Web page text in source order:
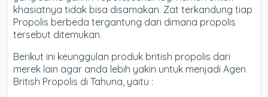
khasiatnya tidak bisa disamakan. Zat terkandung tiap
Propolis berbeda tergantung dari dimana propolis
tersebut ditemukan.
Berikut ini keunggulan produk british propolis dari
merek lain agar anda lebih yakin untuk menjadi Agen
British Propolis di Tahuna, yaitu :